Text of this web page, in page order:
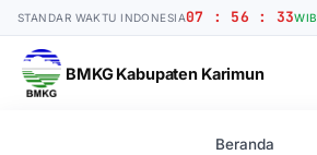
STANDAR WAKTU INDONESIA07 : 56 : 34WIB
BMKG Kabupaten Karimun
Beranda